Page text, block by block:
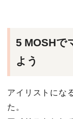
5 MOSHで
よう
アイリストにな
た。